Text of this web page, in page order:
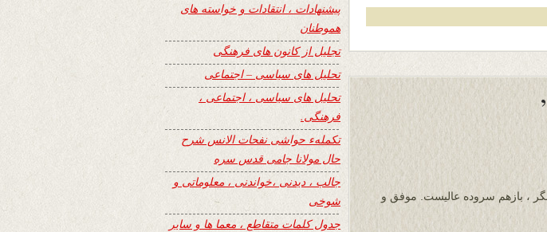
، بازهم سروده عالیست. موفق و
پیشنهادات ، انتقادات و خواسته های
هموطنان
تجلیل از کانون های فرهنگی
تحلیل های سیاسی – اجتماعی
تحلیل های سیاسی ، اجتماعی ،
فرهنگی.
تکملهء حواشی نفحات الانس شرح
حال مولانا جامی قدس سره
جالب ، دیدنی ،خواندنی ، معلوماتی و
شوخی
جدول کلمات متقاطع ، معما ها و سایر